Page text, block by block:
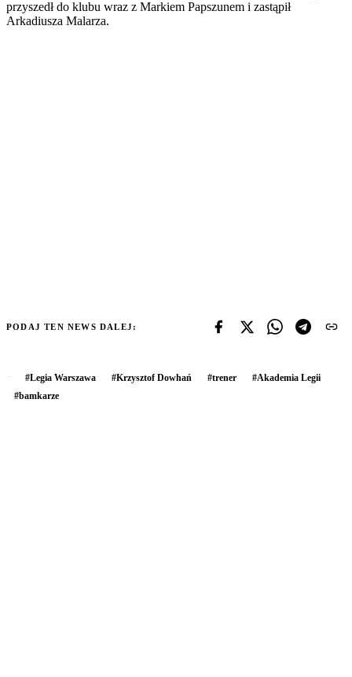
przyszedł do klubu wraz z Markiem Papszunem i zastąpił
Arkadiusza Malarza.
PODAJ TEN NEWS DALEJ:
#Legia Warszawa #Krzysztof Dowhań #trener #Akademia Legii
#bamkarze